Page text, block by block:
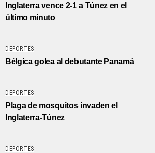
Inglaterra vence 2-1 a Túnez en el
último minuto
DEPORTES
Bélgica golea al debutante Panamá
DEPORTES
Plaga de mosquitos invaden el
Inglaterra-Túnez
DEPORTES